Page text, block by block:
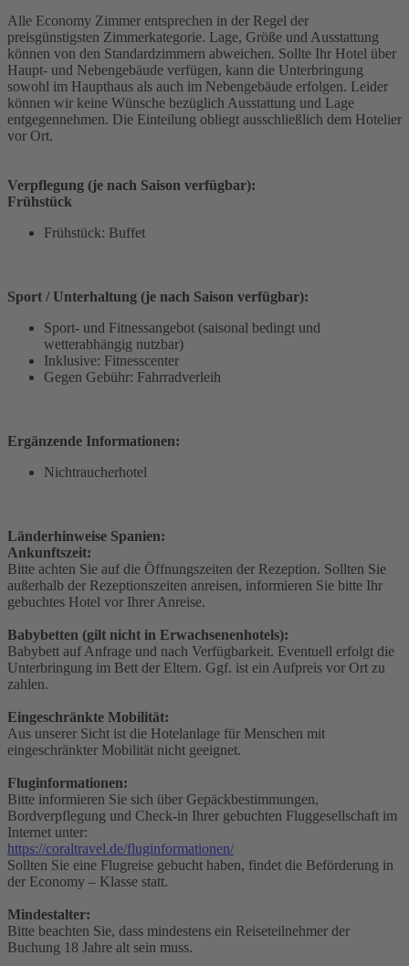
Alle Economy Zimmer entsprechen in der Regel der
preisgünstigsten Zimmerkategorie. Lage, Größe und Ausstattung
können von den Standardzimmern abweichen. Sollte Ihr Hotel über
Haupt- und Nebengebäude verfügen, kann die Unterbringung
sowohl im Haupthaus als auch im Nebengebäude erfolgen. Leider
können wir keine Wünsche bezüglich Ausstattung und Lage
entgegennehmen. Die Einteilung obliegt ausschließlich dem Hotelier
vor Ort.
Verpflegung (je nach Saison verfügbar):
Frühstück
Frühstück: Buffet
Sport / Unterhaltung (je nach Saison verfügbar):
Sport- und Fitnessangebot (saisonal bedingt und
wetterabhängig nutzbar)
Inklusive: Fitnesscenter
Gegen Gebühr: Fahrradverleih
Ergänzende Informationen:
Nichtraucherhotel
Länderhinweise Spanien:
Ankunftszeit:
Bitte achten Sie auf die Öffnungszeiten der Rezeption. Sollten Sie
außerhalb der Rezeptionszeiten anreisen, informieren Sie bitte Ihr
gebuchtes Hotel vor Ihrer Anreise.
Babybetten (gilt nicht in Erwachsenenhotels):
Babybett auf Anfrage und nach Verfügbarkeit. Eventuell erfolgt die
Unterbringung im Bett der Eltern. Ggf. ist ein Aufpreis vor Ort zu
zahlen.
Eingeschränkte Mobilität:
Aus unserer Sicht ist die Hotelanlage für Menschen mit
eingeschränkter Mobilität nicht geeignet.
Fluginformationen:
Bitte informieren Sie sich über Gepäckbestimmungen,
Bordverpflegung und Check-in Ihrer gebuchten Fluggesellschaft im
Internet unter:
https://coraltravel.de/fluginformationen/
Sollten Sie eine Flugreise gebucht haben, findet die Beförderung in
der Economy – Klasse statt.
Mindestalter:
Bitte beachten Sie, dass mindestens ein Reiseteilnehmer der
Buchung 18 Jahre alt sein muss.